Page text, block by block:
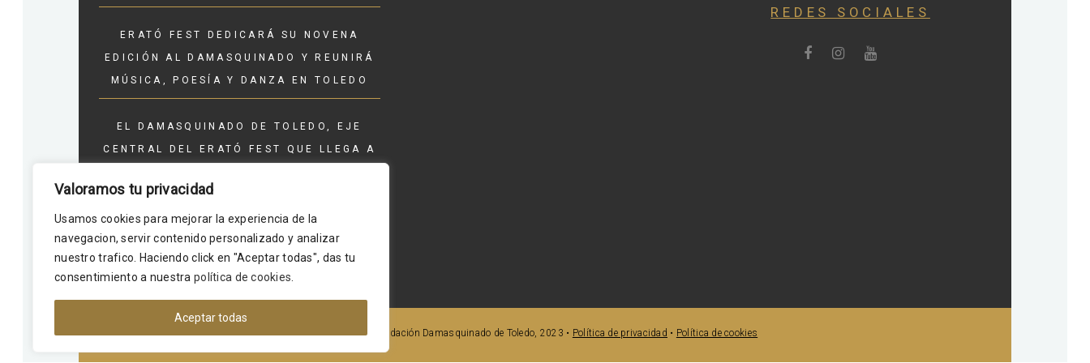
Valoramos tu privacidad
Usamos cookies para mejorar la experiencia de la
navegacion, servir contenido personalizado y analizar
nuestro trafico. Haciendo click en "Aceptar todas", das tu
consentimiento a nuestra política de cookies
Aceptar todas
ERATÓ FEST DEDICARÁ SU NOVENA
EDICIÓN AL DAMASQUINADO Y REUNIRÁ
MÚSICA, POESÍA Y DANZA EN TOLEDO
EL DAMASQUINADO DE TOLEDO, EJE
CENTRAL DEL ERATÓ FEST QUE LLEGA A
EL DAMASQUINADO TOLEDANO,
PROTAGONISTA DEL NUEVO ÉRATO FEST
REDES SOCIALES
© Fundación Damasquinado de Toledo, 2023 • Política de privacidad • Política de cookies